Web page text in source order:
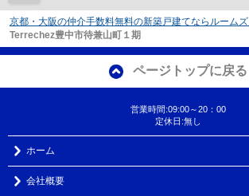
京都・大阪の仲介手数料無料の新築戸建てならルームズ
Terrechez豊中市待兼山町１期
ページトップに戻る
営業時間:09:00～20：00
定休日:無し
ホーム
会社概要